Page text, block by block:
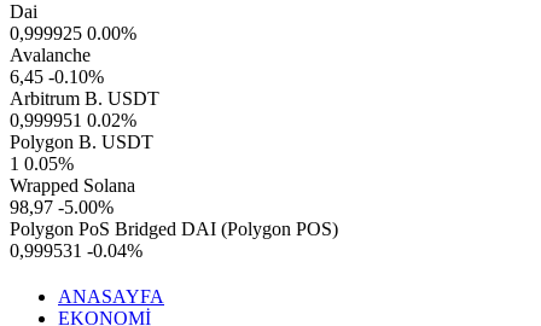
Dai
0,999925 0.00%
Avalanche
6,45 -0.10%
Arbitrum B. USDT
0,999951 0.02%
Polygon B. USDT
1 0.05%
Wrapped Solana
98,97 -5.00%
Polygon PoS Bridged DAI (Polygon POS)
0,999531 -0.04%
ANASAYFA
EKONOMİ